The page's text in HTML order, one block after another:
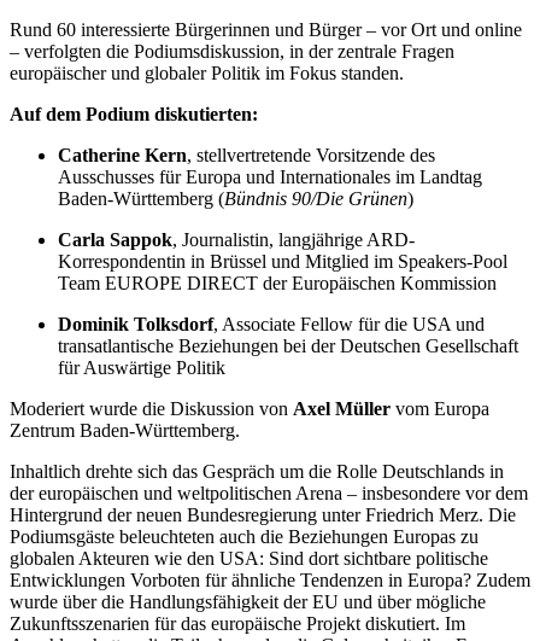
Rund 60 interessierte Bürgerinnen und Bürger – vor Ort und online
– verfolgten die Podiumsdiskussion, in der zentrale Fragen
europäischer und globaler Politik im Fokus standen.
Auf dem Podium diskutierten:
Catherine Kern, stellvertretende Vorsitzende des
Ausschusses für Europa und Internationales im Landtag
Baden-Württemberg (Bündnis 90/Die Grünen)
Carla Sappok, Journalistin, langjährige ARD-
Korrespondentin in Brüssel und Mitglied im Speakers-Pool
Team EUROPE DIRECT der Europäischen Kommission
Dominik Tolksdorf, Associate Fellow für die USA und
transatlantische Beziehungen bei der Deutschen Gesellschaft
für Auswärtige Politik
Moderiert wurde die Diskussion von Axel Müller vom Europa
Zentrum Baden-Württemberg.
Inhaltlich drehte sich das Gespräch um die Rolle Deutschlands in
der europäischen und weltpolitischen Arena – insbesondere vor dem
Hintergrund der neuen Bundesregierung unter Friedrich Merz. Die
Podiumsgäste beleuchteten auch die Beziehungen Europas zu
globalen Akteuren wie den USA: Sind dort sichtbare politische
Entwicklungen Vorboten für ähnliche Tendenzen in Europa? Zudem
wurde über die Handlungsfähigkeit der EU und über mögliche
Zukunftsszenarien für das europäische Projekt diskutiert. Im